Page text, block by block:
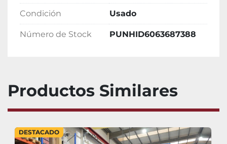
Condición Usado
Número de Stock PUNHID6063687388
Productos Similares
DESTACADO